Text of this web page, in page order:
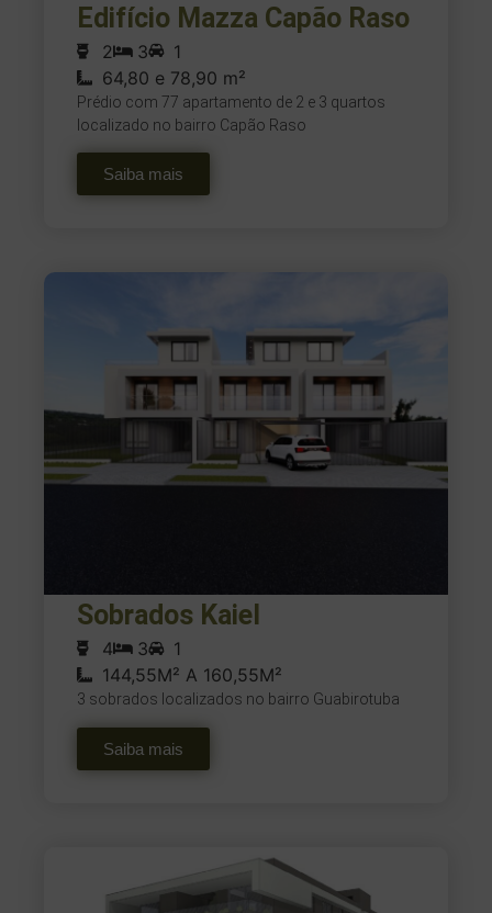
Edifício Mazza Capão Raso
2 3
1
64,80 e 78,90 m²
Prédio com 77 apartamento de 2 e 3 quartos
localizado no bairro Capão Raso
Saiba mais
Sobrados Kaiel
4 3
1
144,55M² A 160,55M²
3 sobrados localizados no bairro Guabirotuba
Saiba mais